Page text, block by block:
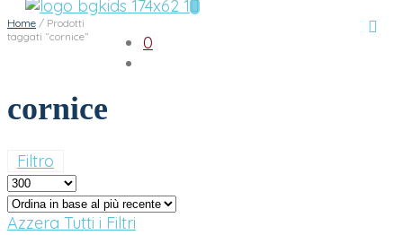
0
Home / Prodotti
taggati “cornice”
cornice
Filtro
Azzera Tutti i Filtri